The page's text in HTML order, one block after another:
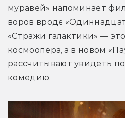
муравей» напоминает
воров вроде
«Стражи галактики» —
космоопера, а в новом
рассчитывают увидеть
комедию.